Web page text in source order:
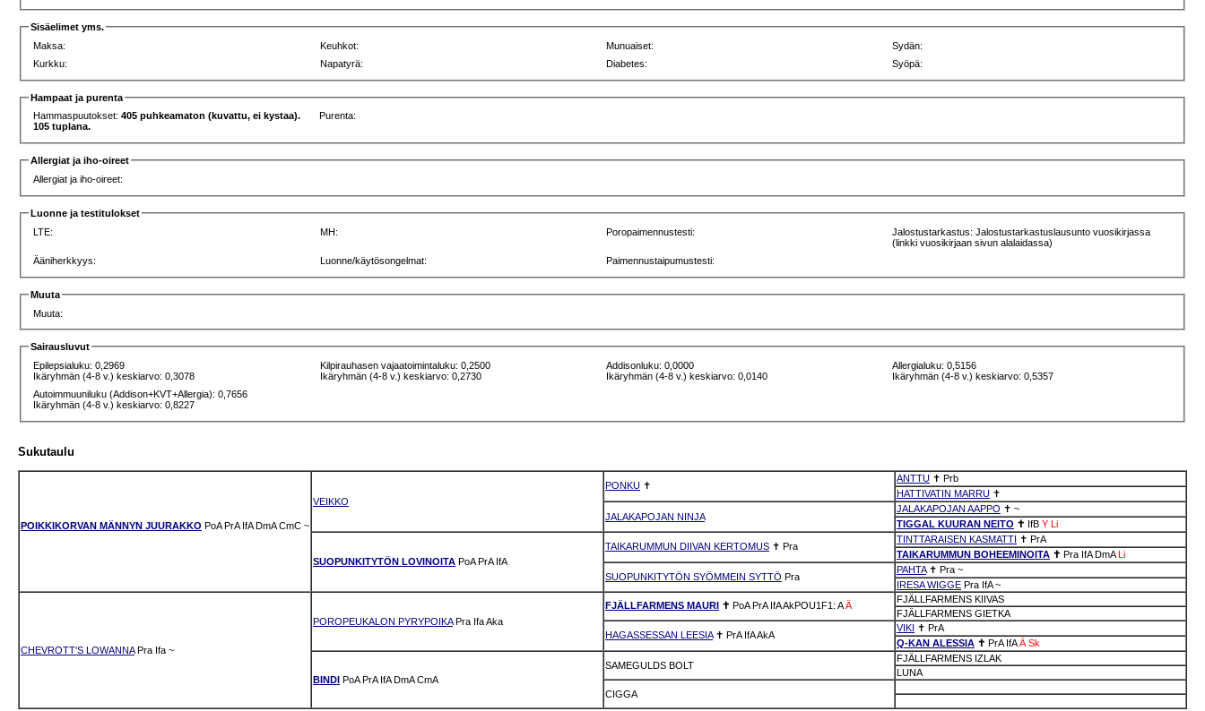
Sisäelimet yms.
Maksa:
Keuhkot: Munuaiset:
Sydän:
Kurkku:
Napatyrä: Diabetes: Syöpä:
Hampaat ja purenta
Hammaspuutokset:405 puhkeamaton (kuvattu, ei kystaa).
105 tuplana.
Purenta:
Allergiat ja iho-oireet
Allergiat ja iho-oireet:
Luonne ja testitulokset
LTE:
MH: Poropaimennustesti:
Jalostustarkastus: Jalostustarkastuslausunto vuosikirjassa
(linkki vuosikirjaan sivun alalaidassa)
Ääniherkkyys:
Luonne/käytösongelmat: Paimennustaipumustesti:
Muuta
Muuta:
Sairausluvut
Epilepsialuku: 0,2969
Ikäryhmän (4-8 v.) keskiarvo: 0,3078
Kilpirauhasen vajaatoimintaluku: 0,2500
Ikäryhmän (4-8 v.) keskiarvo: 0,2730
Addisonluku: 0,0000
Ikäryhmän (4-8 v.) keskiarvo: 0,0140
Allergialuku: 0,5156
Ikäryhmän (4-8 v.) keskiarvo: 0,5357
Autoimmuuniluku (Addison+KVT+Allergia): 0,7656
Ikäryhmän (4-8 v.) keskiarvo: 0,8227
Sukutaulu
POIKKIKORVAN MÄNNYN JUURAKKO PoA PrA IfA DmA CmC ~
VEIKKO
PONKU ✝
ANTTU ✝ Prb
HATTIVATIN MARRU ✝
JALAKAPOJAN NINJA
JALAKAPOJAN AAPPO ✝ ~
TIGGAL KUURAN NEITO ✝ IfB Y Li
SUOPUNKITYTÖN LOVINOITA PoA PrA IfA
TAIKARUMMUN DIIVAN KERTOMUS ✝ Pra
TINTTARAISEN KASMATTI ✝ PrA
TAIKARUMMUN BOHEEMINOITA ✝ Pra IfA DmA Li
SUOPUNKITYTÖN SYÖMMEIN SYTTÖ Pra
PAHTA✝ Pra ~
IRESA WIGGE Pra IfA ~
CHEVROTT'S LOWANNA Pra Ifa ~
POROPEUKALON PYRYPOIKA Pra IfaAka
FJÄLLFARMENS MAURI ✝ PoA PrA IfAAkPOU1F1: A Ä
FJÄLLFARMENS KIIVAS
FJÄLLFARMENS GIETKA
HAGASSESSAN LEESIA✝ PrA IfAAkA
VIKI ✝ PrA
Q-KAN ALESSIA ✝ PrA IfA Ä Sk
BINDI PoA PrA IfA DmA CmA
SAMEGULDS BOLT
FJÄLLFARMENS IZLAK
LUNA
CIGGA